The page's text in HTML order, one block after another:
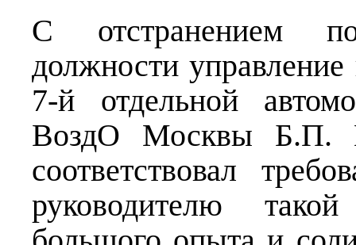
С отстранением
должности
7-й отдельной
ВоздО Москвы Б.П.
соответствовал
руководителю